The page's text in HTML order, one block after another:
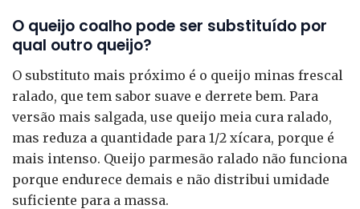
O queijo coalho pode ser substituído por
qual outro queijo?
O substituto mais próximo é o queijo minas frescal
ralado, que tem sabor suave e derrete bem. Para
versão mais salgada, use queijo meia cura ralado,
mas reduza a quantidade para 1/2 xícara, porque é
mais intenso. Queijo parmesão ralado não funciona
porque endurece demais e não distribui umidade
suficiente para a massa.